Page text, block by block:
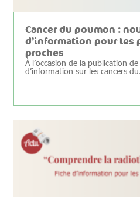
Cancer du poumon :
d’information pour les
proches
À l’occasion de la publication
d’information sur les cancers